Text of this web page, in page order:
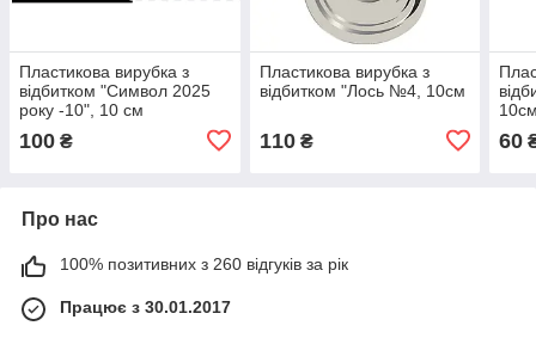
Пластикова вирубка з
відбитком "Символ 2025
року -10", 10 см
100 ₴
Пластикова вирубка з
відбитком "Лось №4, 10см
110₴ 60
Про нас
100% позитивних з 260 відгуків за рік
Працює з 30.01.2017